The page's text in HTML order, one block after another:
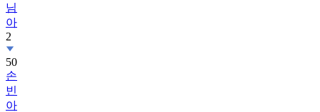
님
아
2
50
손
빈
아